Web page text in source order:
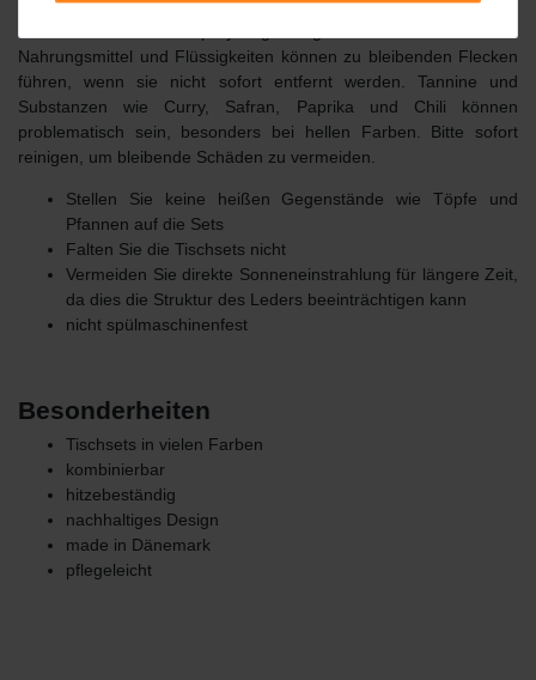
Tischsets und Glasuntersetzer können einfach mit einem feuchten
Nahrungsmittel und Flüssigkeiten können zu bleibenden Flecken
führen, wenn sie nicht sofort entfernt werden.
Tannine und
Substanzen wie Curry, Safran, Paprika und Chili können
problematisch sein, besonders bei hellen Farben.
Bitte sofort
reinigen, um bleibende Schäden zu vermeiden.
Stellen Sie keine heißen Gegenstände wie Töpfe und
Pfannen auf die Sets
Falten Sie die Tischsets nicht
Vermeiden Sie direkte Sonneneinstrahlung für längere Zeit,
da dies die Struktur des Leders beeinträchtigen kann
nicht spülmaschinenfest
Besonderheiten
Tischsets in vielen Farben
kombinierbar
hitzebeständig
nachhaltiges Design
made in Dänemark
pflegeleicht